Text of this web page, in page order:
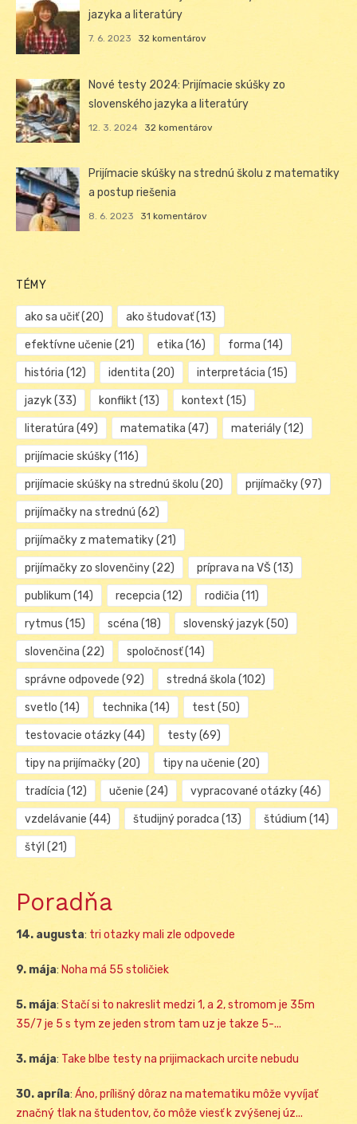
jazyka a literatúry
7. 6. 2023 32 komentárov
Nové testy 2024: Prijímacie skúšky zo
slovenského jazyka a literatúry
12. 3. 2024 32 komentárov
Prijímacie skúšky na strednú školu z matematiky
a postup riešenia
8. 6. 2023 31 komentárov
TÉMY
ako sa učiť(20) ako študovať(13)
efektívne učenie (21) etika (16) forma (14)
história (12) identita (20) interpretácia (15)
jazyk(33) konflikt (13) kontext (15)
literatúra (49) matematika (47) materiály(12)
prijímacie skúšky(116)
prijímacie skúšky na strednú školu (20) prijímačky(97)
prijímačky na strednú (62)
prijímačky z matematiky(21)
prijímačky zo slovenčiny(22) príprava na VŠ (13)
publikum (14) recepcia (12) rodičia (11)
rytmus (15) scéna (18) slovenský jazyk(50)
slovenčina (22) spoločnosť(14)
správne odpovede (92) stredná škola (102)
svetlo (14) technika (14) test (50)
testovacie otázky(44) testy(69)
tipy na prijímačky(20) tipy na učenie (20)
tradícia (12) učenie (24) vypracované otázky(46)
vzdelávanie (44) študijný poradca (13) štúdium (14)
štýl (21)
Poradňa
14. augusta: tri otazky mali zle odpovede
9. mája: Noha má 55 stoličiek
5. mája: Stačí si to nakreslit medzi 1, a 2, stromom je 35m
35/7 je 5 s tym ze jeden strom tam uz je takze 5-...
3. mája: Take blbe testy na prijimackach urcite nebudu
30. apríla: Áno, prílišný dôraz na matematiku môže vyvíjať
značný tlak na študentov, čo môže viesť k zvýšenej úz...